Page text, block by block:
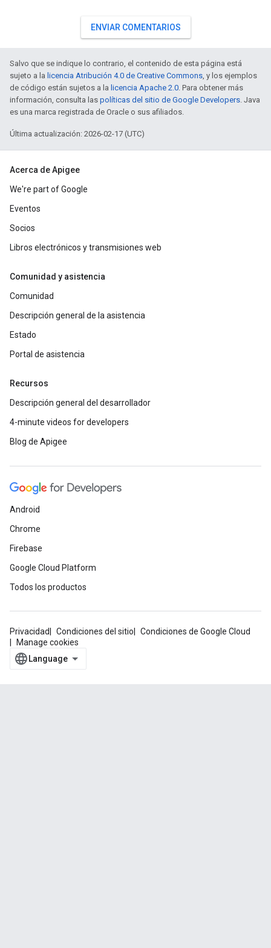
ENVIAR COMENTARIOS
Salvo que se indique lo contrario, el contenido de esta página está
sujeto a la licencia Atribución 4.0 de Creative Commons, y los ejemplos
de código están sujetos a la licencia Apache 2.0. Para obtener más
información, consulta las políticas del sitio de Google Developers. Java
es una marca registrada de Oracle o sus afiliados.
Última actualización: 2026-02-17 (UTC)
Acerca de Apigee
We're part of Google
Eventos
Socios
Libros electrónicos y transmisiones web
Comunidad y asistencia
Comunidad
Descripción general de la asistencia
Estado
Portal de asistencia
Recursos
Descripción general del desarrollador
4-minute videos for developers
Blog de Apigee
Android
Chrome
Firebase
Google Cloud Platform
Todos los productos
Privacidad Condiciones del sitio
Condiciones de Google Cloud
Manage cookies